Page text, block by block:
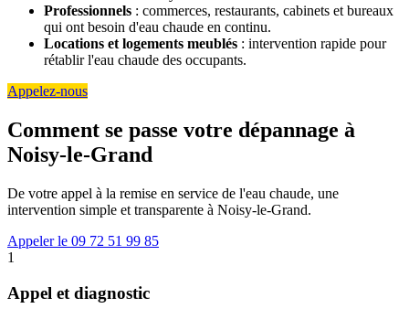
Professionnels : commerces, restaurants, cabinets et bureaux
qui ont besoin d'eau chaude en continu.
Locations et logements meublés : intervention rapide pour
rétablir l'eau chaude des occupants.
Appelez-nous
Comment se passe votre dépannage à
Noisy-le-Grand
De votre appel à la remise en service de l'eau chaude, une
intervention simple et transparente à Noisy-le-Grand.
Appeler le 09 72 51 99 85
1
Appel et diagnostic